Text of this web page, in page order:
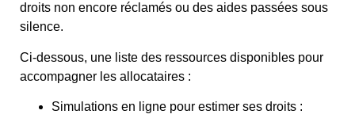
droits non encore réclamés ou des aides passées sous
silence.
Ci-dessous, une liste des ressources disponibles pour
accompagner les allocataires :
Simulations en ligne pour estimer ses droits :